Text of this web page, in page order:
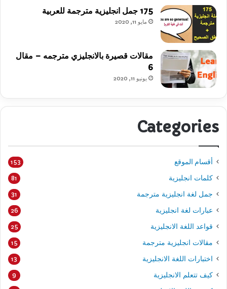
175 جمل انجليزية مترجمة للعربية
مايو 11, 2020
مقالات قصيرة بالانجليزي مترجمه – مقال
6
يونيو 11, 2020
Categories
أقسام الموقع 153
كلمات انجليزية 81
جمل لغة انجليزية مترجمة 31
عبارات لغة انجليزية 26
قواعد اللغة الانجليزية 25
مقالات انجليزية مترجمة 15
اختبارات اللغة الانجليزية 13
كيف تتعلم الانجليزية 9